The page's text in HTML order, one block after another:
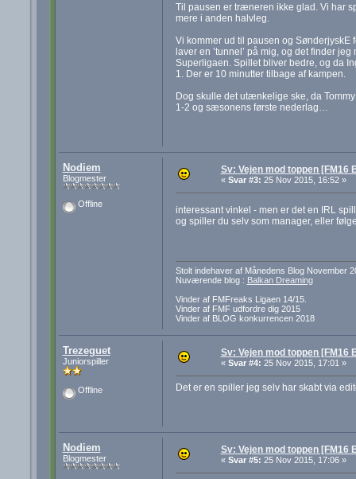
Til pausen er træneren ikke glad. Vi har
mere i anden halvleg.
Vi kommer ud til pausen og SønderjyskE
laver en ’tunnel’ på mig, og det finder
Superligaen. Spillet bliver bedre, og da
1. Der er 10 minutter tilbage af kampen.
Dog skulle det utænkelige ske, da
1-2 og sæsonens første nederlag…
Nodiem
Blogmester
Offline
Sv: Vejen mod toppen [FM16
« Svar #3: 25 Nov 2015, 16:52 »
interessant vinkel - men er det en IRL
og spiller du selv som manager, eller
Stolt indehaver af Månedens Blog November
Nuværende blog : Balkan Dreaming
Vinder af FMFreaks Ligaen 14/15.
Vinder af FMF udfordre dig 2015
Vinder af BLOG konkurrencen 2018
Trezeguet
Juniorspiller
Offline
Sv: Vejen mod toppen [FM16
« Svar #4: 25 Nov 2015, 17:01 »
Det er en spiller jeg selv har skabt via
Nodiem
Blogmester
Sv: Vejen mod toppen [FM16
« Svar #5: 25 Nov 2015, 17:06 »